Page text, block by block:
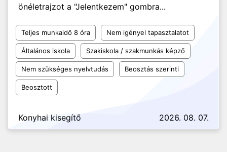
önéletrajzot a "Jelentkezem" gombra...
Teljes munkaidő 8 óra Nem igényel tapasztalatot
Általános iskola Szakiskola / szakmunkás képző
Nem szükséges nyelvtudás Beosztás szerinti
Beosztott
Konyhai kisegítő 2026. 08. 07.